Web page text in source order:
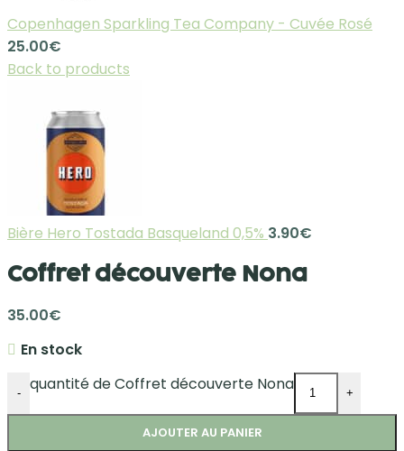
Copenhagen Sparkling Tea Company - Cuvée Rosé
25.00€
Back to products
Bière Hero Tostada Basqueland 0,5% 3.90€
Coffret découverte Nona
35.00€
En stock
- quantité de Coffret découverte Nona +
AJOUTER AU PANIER